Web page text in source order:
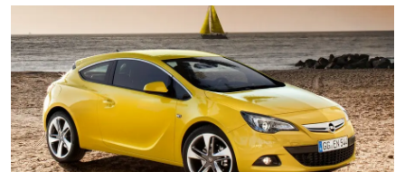
הילוכים אוטומטית חדשה ומאפשר תאוצה מאפס למאה קמ"ש תוך 8.9 שניות
וצריכת דלק ממוצעת של 18.2 ק"מ לליטר.